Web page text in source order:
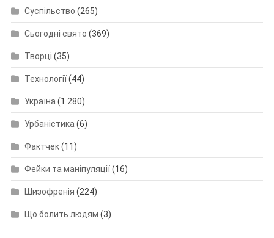
Суспільство (265)
Сьогодні свято (369)
Творці (35)
Технології(44)
Україна(1 280)
Урбаністика(6)
Фактчек(11)
Фейки та маніпуляції(16)
Шизофренія (224)
Що болить людям (3)